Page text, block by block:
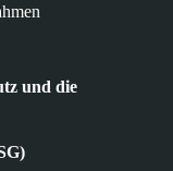
und die